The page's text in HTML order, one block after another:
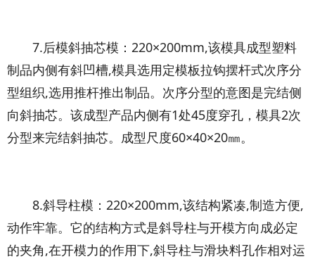
7.后模斜抽芯模：220×200mm,该模具成型塑料
制品内侧有斜凹槽,模具选用定模板拉钩摆杆式次序分
型组织,选用推杆推出制品。次序分型的意图是完结侧
向斜抽芯。该成型产品内侧有1处45度穿孔，模具2次
分型来完结斜抽芯。成型尺度60×40×20㎜。
8.斜导柱模：220×200mm,该结构紧凑,制造方便,
动作牢靠。它的结构方式是斜导柱与开模方向成必定
的夹角,在开模力的作用下,斜导柱与滑块料孔作相对运